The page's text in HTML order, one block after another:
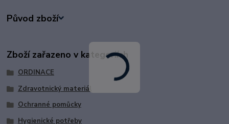
Původ zboží
Zboží zařazeno v kategoriích
ORDINACE
Zdravotnický materiál
Ochranné pomůcky
Hygienické potřeby